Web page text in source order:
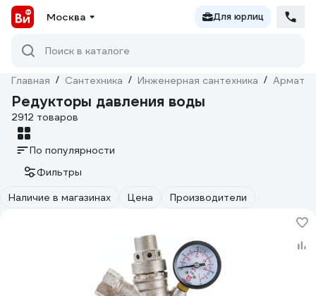
Москва Для юрлиц
Поиск в каталоге
Главная / Сантехника / Инженерная сантехника /
Редукторы давления воды
2912 товаров
По популярности
Фильтры
Наличие в магазинах
Цена Производители